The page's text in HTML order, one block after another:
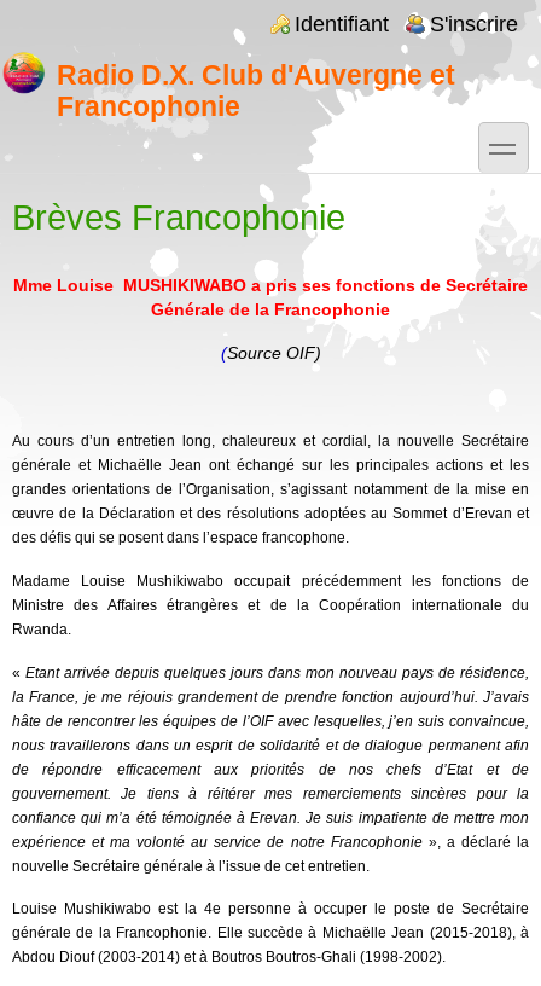
Login links
Identifiant S'inscrire
Radio D.X. Club d'Auvergne et
Francophonie
toggle
Brèves Francophonie
Mme Louise MUSHIKIWABO a pris ses fonctions de Secrétaire
Générale de la Francophonie
(Source OIF)
Au cours d’un entretien long, chaleureux et cordial, la nouvelle Secrétaire
générale et Michaëlle Jean ont échangé sur les principales actions et les
grandes orientations de l’Organisation, s’agissant notamment de la mise en
œuvre de la Déclaration et des résolutions adoptées au Sommet d’Erevan et
des défis qui se posent dans l’espace francophone.
Madame Louise Mushikiwabo occupait précédemment les fonctions de
Ministre des Affaires étrangères et de la Coopération internationale du
Rwanda.
« Etant arrivée depuis quelques jours dans mon nouveau pays de résidence,
la France, je me réjouis grandement de prendre fonction aujourd’hui. J’avais
hâte de rencontrer les équipes de l’OIF avec lesquelles, j’en suis convaincue,
nous travaillerons dans un esprit de solidarité et de dialogue permanent afin
de répondre efficacement aux priorités de nos chefs d’Etat et de
gouvernement. Je tiens à réitérer mes remerciements sincères pour la
confiance qui m’a été témoignée à Erevan. Je suis impatiente de mettre mon
expérience et ma volonté au service de notre Francophonie», a déclaré la
nouvelle Secrétaire générale à l’issue de cet entretien.
Louise Mushikiwabo est la 4e personne à occuper le poste de Secrétaire
générale de la Francophonie. Elle succède à Michaëlle Jean (2015-2018), à
Abdou Diouf (2003-2014) et à Boutros Boutros-Ghali (1998-2002).